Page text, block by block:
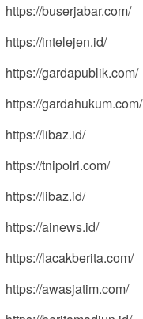
https://buserjabar.com/
https://intelejen.id/
https://gardapublik.com/
https://gardahukum.com/
https://libaz.id/
https://tnipolri.com/
https://libaz.id/
https://ainews.id/
https://lacakberita.com/
https://awasjatim.com/